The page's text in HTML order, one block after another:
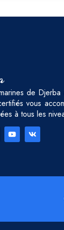
de
vous
à tous les